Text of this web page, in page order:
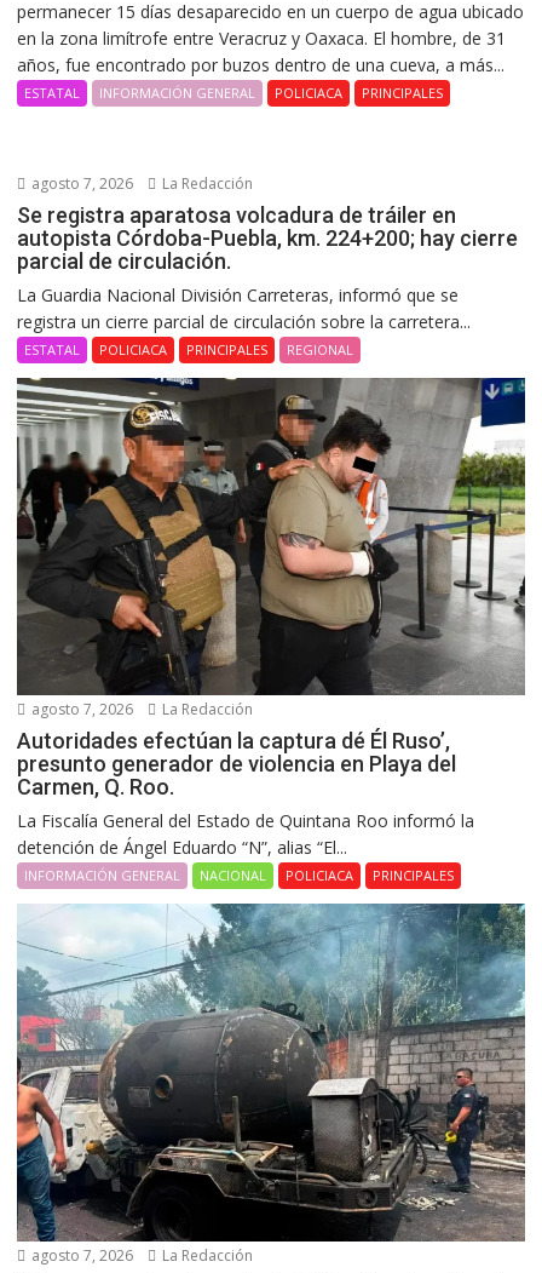
permanecer 15 días desaparecido en un cuerpo de agua ubicado
en la zona limítrofe entre Veracruz y Oaxaca. El hombre, de 31
años, fue encontrado por buzos dentro de una cueva, a más...
ESTATAL INFORMACIÓN GENERAL POLICIACA PRINCIPALES
agosto 7, 2026 La Redacción
Se registra aparatosa volcadura de tráiler en
autopista Córdoba-Puebla, km. 224+200; hay cierre
parcial de circulación.
La Guardia Nacional División Carreteras, informó que se
registra un cierre parcial de circulación sobre la carretera...
ESTATAL POLICIACA PRINCIPALES REGIONAL
agosto 7, 2026 La Redacción
Autoridades efectúan la captura dé Él Ruso’,
presunto generador de violencia en Playa del
Carmen, Q. Roo.
La Fiscalía General del Estado de Quintana Roo informó la
detención de Ángel Eduardo “N”, alias “El...
INFORMACIÓN GENERAL NACIONAL POLICIACA PRINCIPALES
agosto 7, 2026 La Redacción